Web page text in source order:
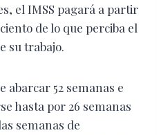
el IMSS pagará a partir
de lo que perciba el
su trabajo.
abarcar 52 semanas e
hasta por 26 semanas
semanas de